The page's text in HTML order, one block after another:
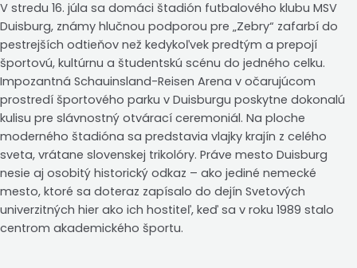
V stredu 16. júla sa domáci štadión futbalového klubu MSV
Duisburg, známy hlučnou podporou pre „Zebry“ zafarbí do
pestrejších odtieňov než kedykoľvek predtým a prepojí
športovú, kultúrnu a študentskú scénu do jedného celku.
Impozantná Schauinsland-Reisen Arena v očarujúcom
prostredí športového parku v Duisburgu poskytne dokonalú
kulisu pre slávnostný otvárací ceremoniál. Na ploche
moderného štadióna sa predstavia vlajky krajín z celého
sveta, vrátane slovenskej trikolóry. Práve mesto Duisburg
nesie aj osobitý historický odkaz – ako jediné nemecké
mesto, ktoré sa doteraz zapísalo do dejín Svetových
univerzitných hier ako ich hostiteľ, keď sa v roku 1989 stalo
centrom akademického športu.